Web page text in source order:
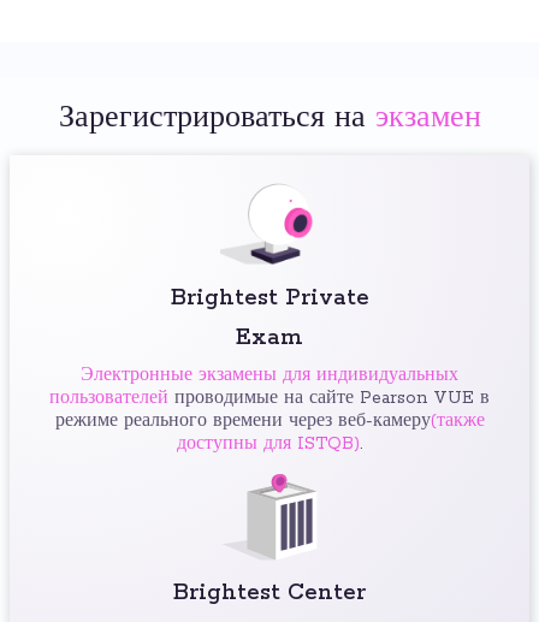
Зарегистрироваться на экзамен
Brightest Private
Exam
Электронные экзамены для индивидуальных
пользователей проводимые на сайте Pearson VUE в
режиме реального времени через веб-камеру(также
доступны для ISTQB).
Brightest Center